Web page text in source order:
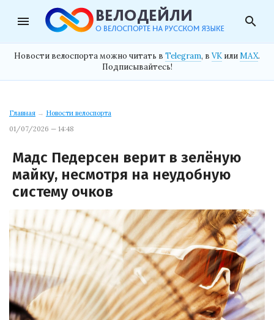
menu search
Новости велоспорта можно читать в Telegram, в VK илиMAX.
Подписывайтесь!
Главная → Новости велоспорта
01/07/2026 — 14:48
Мадс Педерсен верит в зелёную
майку, несмотря на неудобную
систему очков